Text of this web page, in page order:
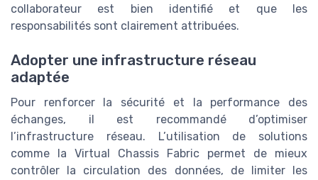
collaborateur est bien identifié et que les
responsabilités sont clairement attribuées.
Adopter une infrastructure réseau
adaptée
Pour renforcer la sécurité et la performance des
échanges, il est recommandé d’optimiser
l’infrastructure réseau. L’utilisation de solutions
comme la Virtual Chassis Fabric permet de mieux
contrôler la circulation des données, de limiter les